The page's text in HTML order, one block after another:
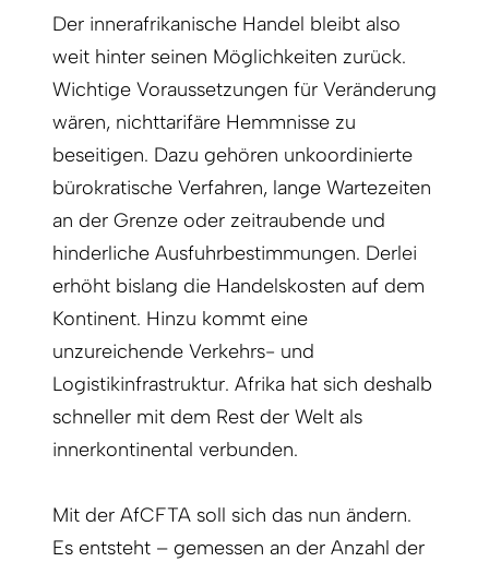
Der innerafrikanische Handel bleibt also
weit hinter seinen Möglichkeiten zurück.
Wichtige Voraussetzungen für Veränderung
wären, nichttarifäre Hemmnisse zu
beseitigen. Dazu gehören unkoordinierte
bürokratische Verfahren, lange Wartezeiten
an der Grenze oder zeitraubende und
hinderliche Ausfuhrbestimmungen. Derlei
erhöht bislang die Handelskosten auf dem
Kontinent. Hinzu kommt eine
unzureichende Verkehrs- und
Logistikinfrastruktur. Afrika hat sich deshalb
schneller mit dem Rest der Welt als
innerkontinental verbunden.
Mit der AfCFTA soll sich das nun ändern.
Es entsteht – gemessen an der Anzahl der